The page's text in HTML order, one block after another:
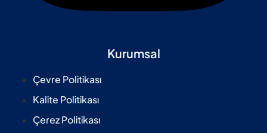
Kurumsal
Çevre Politikası
Kalite Politikası
Çerez Politikası